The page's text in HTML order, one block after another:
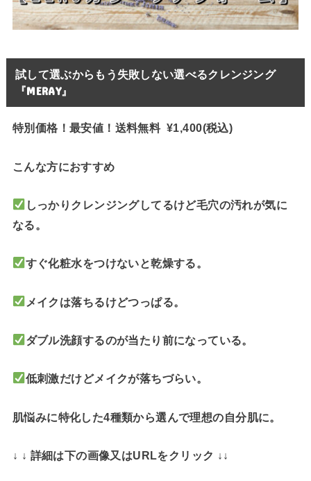
試して選ぶからもう失敗しない選べるクレンジング
『MERAY』
特別価格！最安値！送料無料 ¥1,400(税込)
こんな方におすすめ
しっかりクレンジングしてるけど毛穴の汚れが気に
なる。
すぐ化粧水をつけないと乾燥する。
メイクは落ちるけどつっぱる。
ダブル洗顔するのが当たり前になっている。
低刺激だけどメイクが落ちづらい。
肌悩みに特化した4種類から選んで理想の自分肌に。
↓ ↓ 詳細は下の画像又はURLをクリック ↓↓